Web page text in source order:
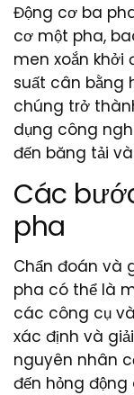
Động cơ ba
cơ một pha,
men xoắn khởi
suất cân bằng
chúng trở
dụng công
đến băng tải
Các
pha
Chẩn đoán và
pha có thể là
các công cụ
xác định và
nguyên nhân
đến hỏng động